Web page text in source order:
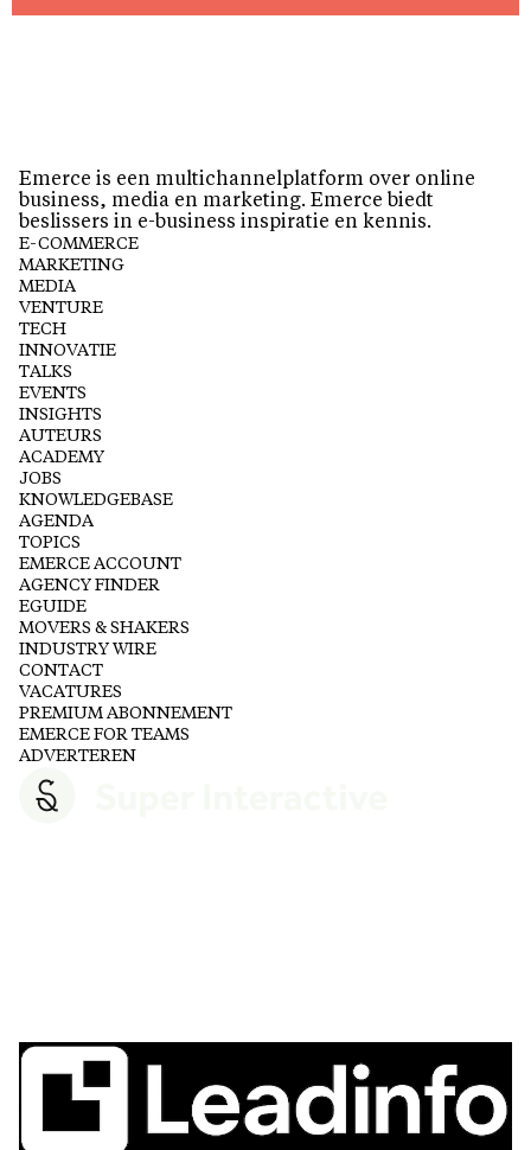
Emerce is een multichannelplatform over online
business, media en marketing. Emerce biedt
beslissers in e-business inspiratie en kennis.
E-COMMERCE
MARKETING
MEDIA
VENTURE
TECH
INNOVATIE
TALKS
EVENTS
INSIGHTS
AUTEURS
ACADEMY
JOBS
KNOWLEDGEBASE
AGENDA
TOPICS
EMERCE ACCOUNT
AGENCY FINDER
EGUIDE
MOVERS & SHAKERS
INDUSTRY WIRE
CONTACT
VACATURES
PREMIUM ABONNEMENT
EMERCE FOR TEAMS
ADVERTEREN